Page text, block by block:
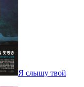
Я слышу твой